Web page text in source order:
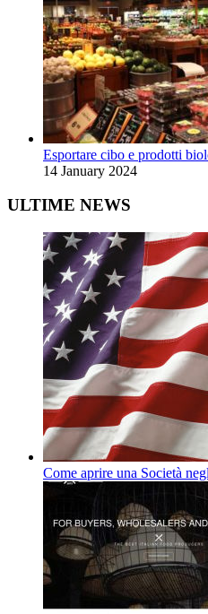
Esportare cibo e prodotti
14 January 2024
ULTIME NEWS
Come aprire una Società